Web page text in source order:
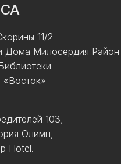
11/2
Дома Милосердия Район
«Восток»
103,
Олимп,
Hotel.